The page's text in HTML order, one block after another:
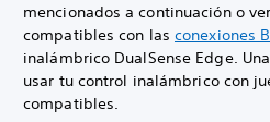
mencionados a continuación o
compatibles con las conexiones
inalámbrico DualSense Edge.
usar tu control inalámbrico con
compatibles.